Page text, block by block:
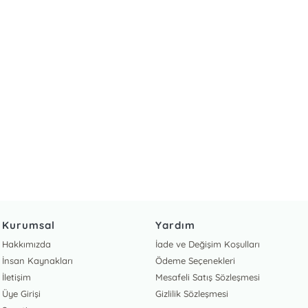
Kurumsal
Hakkımızda
İnsan Kaynakları
İletişim
Üye Girişi
Yardım
İade ve Değişim Koşulları
Ödeme Seçenekleri
Mesafeli Satış Sözleşmesi
Gizlilik Sözleşmesi